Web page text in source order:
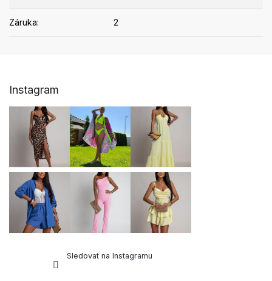
Záruka: 2
Instagram
Sledovat na Instagramu